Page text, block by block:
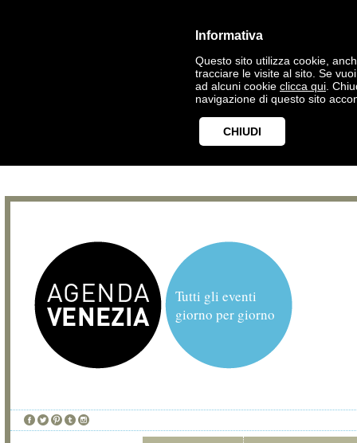
Informativa
Questo sito utilizza cookie,
tracciare le visite al sito. Se
ad alcuni cookie clicca qui .
navigazione di questo sito
CHIUDI
Tutti gli eventi
giorno per giorno